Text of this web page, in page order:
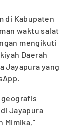
di Kabupaten
waktu salat
mengikuti
Daerah
Jayapura yang
geografis
Jayapura
Mimika,”